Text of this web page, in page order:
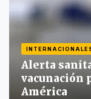
Alerta
vacunación
América